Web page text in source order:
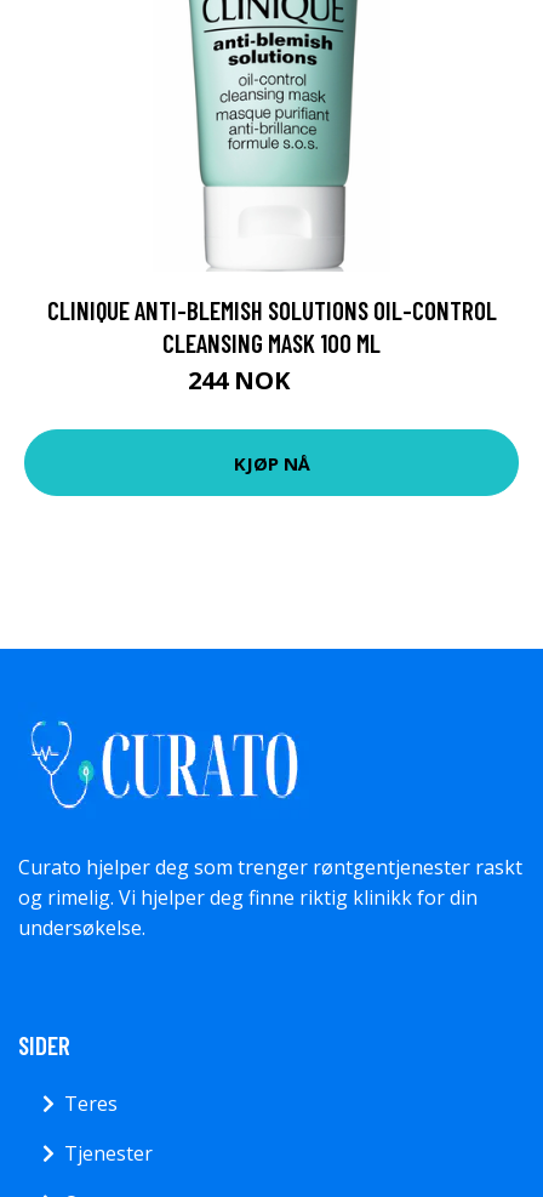
CLINIQUE ANTI-BLEMISH SOLUTIONS OIL-CONTROL
CLEANSING MASK 100 ML
244 NOK
KJØP NÅ
Curato hjelper deg som trenger røntgentjenester raskt
og rimelig. Vi hjelper deg finne riktig klinikk for din
undersøkelse.
SIDER
Teres
Tjenester